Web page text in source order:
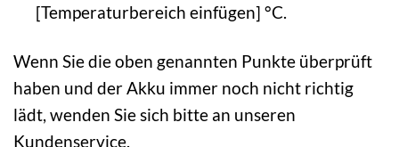
[Temperaturbereich einfügen] °C.
Wenn Sie die oben genannten Punkte überprüft
haben und der Akku immer noch nicht richtig
lädt, wenden Sie sich bitte an unseren
Kundenservice.